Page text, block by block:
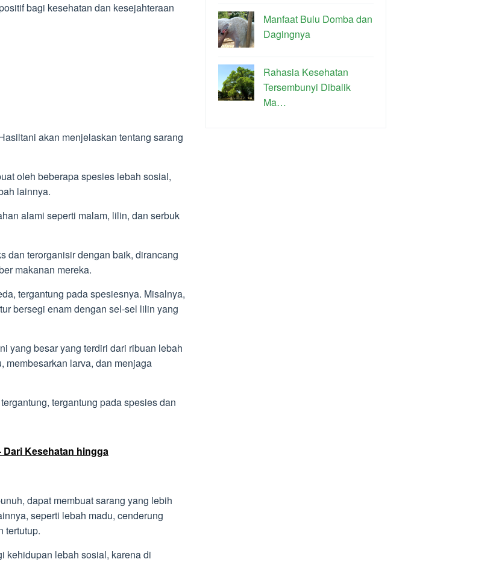
bagi kesehatan dan kesejahteraan
akan menjelaskan tentang sarang
oleh beberapa spesies lebah sosial,
lainnya.
alami seperti malam, lilin, dan serbuk
dan terorganisir dengan baik, dirancang
makanan mereka.
tergantung pada spesiesnya. Misalnya,
bersegi enam dengan sel-sel lilin yang
yang besar yang terdiri dari ribuan lebah
membesarkan larva, dan menjaga
tergantung pada spesies dan
Kesehatan hingga
dapat membuat sarang yang lebih
seperti lebah madu, cenderung
tertutup.
kehidupan lebah sosial, karena di
Manfaat Bulu Domba dan
Dagingnya
Rahasia Kesehatan
Tersembunyi Dibalik
Ma…